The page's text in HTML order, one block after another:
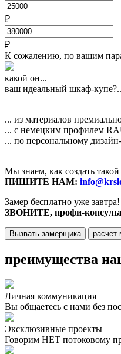
₽
₽
К сожалению, по вашим
какой он...
ваш идеальный шкаф-
... из материалов
... с немецким профилем
... по персональному
Мы знаем, как создать
ПИШИТЕ НАМ:
Замер бесплатно уже завтра!
ЗВОНИТЕ, профи-
Вызвать замерщика расчет
преимущества
Личная коммуникация
Вы общаетесь с нами без
Эксклюзивные проекты
Говорим НЕТ потоковому